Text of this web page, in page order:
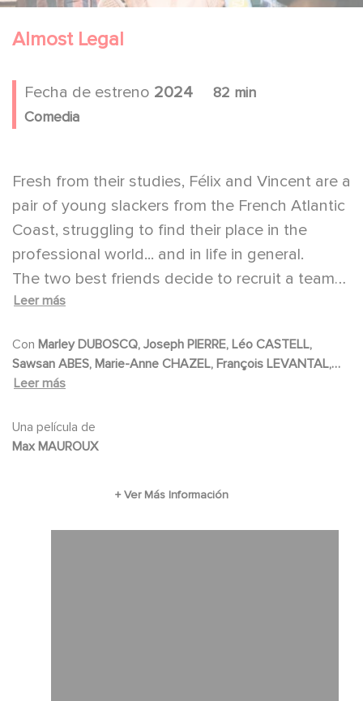
Almost Legal
Fecha de estreno 2024
82 min
Comedia
Fresh from their studies, Félix and Vincent are a
pair of young slackers from the French Atlantic
Coast, struggling to find their place in the
professional world... and in life in general.
The two best friends decide to recruit a team
of "experts" to turn a small local grocery store
Rest assured, none of this is completely illegal...
Leer más
Con
Sawsan ABES, Marie-Anne CHAZEL, François LEVANTAL,
Leer más
Una película de
Max MAUROUX